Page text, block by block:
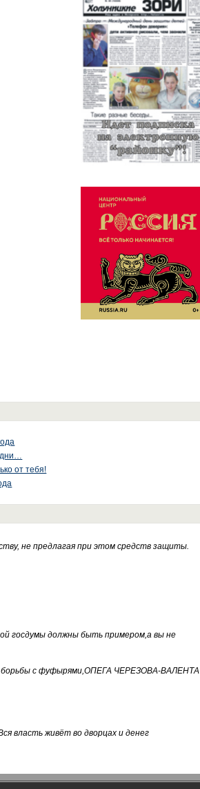
от тебя!
не предлагая при этом средств защиты.
госдумы должны быть примером,а вы не
борьбы с фуфырями,ОПЕГА ЧЕРЕЗОВА-ВАЛЕНТА
власть живёт во дворцах и денег